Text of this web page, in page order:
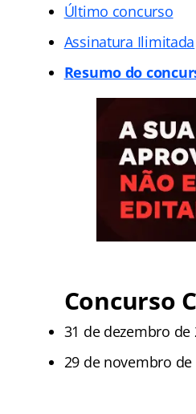
Último concurso
Assinatura Ilimitada
Resumo do
Concurso
31 de dezembro
29 de novembro de